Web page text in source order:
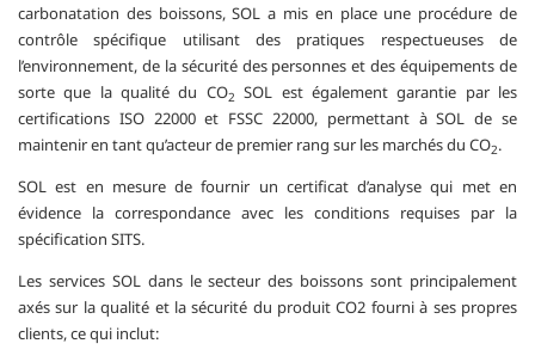
carbonatation des boissons, SOL a mis en place une procédure de
contrôle spécifique utilisant des pratiques respectueuses de
l’environnement, de la sécurité des personnes et des équipements de
sorte que la qualité du CO2 SOL est également garantie par les
certifications ISO 22000 et FSSC 22000, permettant à SOL de se
maintenir en tant qu’acteur de premier rang sur les marchés du CO2.
SOL est en mesure de fournir un certificat d’analyse qui met en
évidence la correspondance avec les conditions requises par la
spécification SITS.
Les services SOL dans le secteur des boissons sont principalement
axés sur la qualité et la sécurité du produit CO2 fourni à ses propres
clients, ce qui inclut: